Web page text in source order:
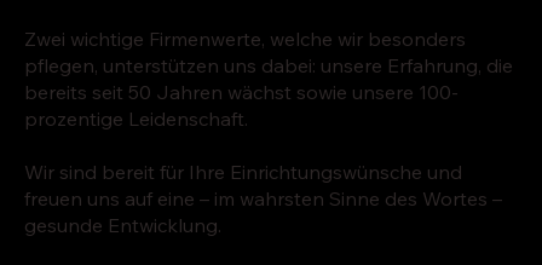
Zwei wichtige Firmenwerte, welche wir besonders
pflegen, unterstützen uns dabei: unsere Erfahrung, die
bereits seit 50 Jahren wächst sowie unsere 100-
prozentige Leidenschaft.
Wir sind bereit für Ihre Einrichtungswünsche und
freuen uns auf eine – im wahrsten Sinne des Wortes –
gesunde Entwicklung.